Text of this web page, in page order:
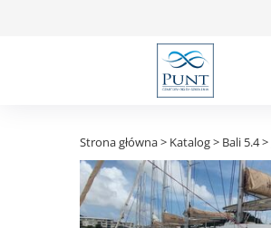
Strona główna> Katalog> Bali 5.4>